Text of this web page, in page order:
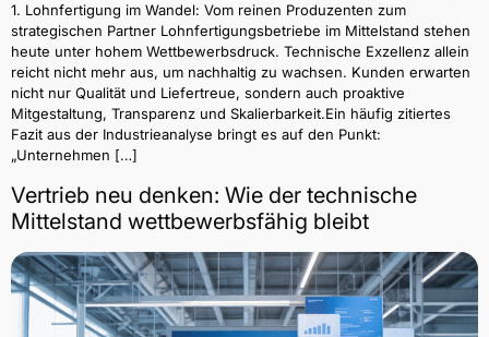
1. Lohnfertigung im Wandel: Vom reinen Produzenten zum
strategischen Partner Lohnfertigungsbetriebe im Mittelstand stehen
heute unter hohem Wettbewerbsdruck. Technische Exzellenz allein
reicht nicht mehr aus, um nachhaltig zu wachsen. Kunden erwarten
nicht nur Qualität und Liefertreue, sondern auch proaktive
Mitgestaltung, Transparenz und Skalierbarkeit.Ein häufig zitiertes
Fazit aus der Industrieanalyse bringt es auf den Punkt:
„Unternehmen […]
Vertrieb neu denken: Wie der technische
Mittelstand wettbewerbsfähig bleibt